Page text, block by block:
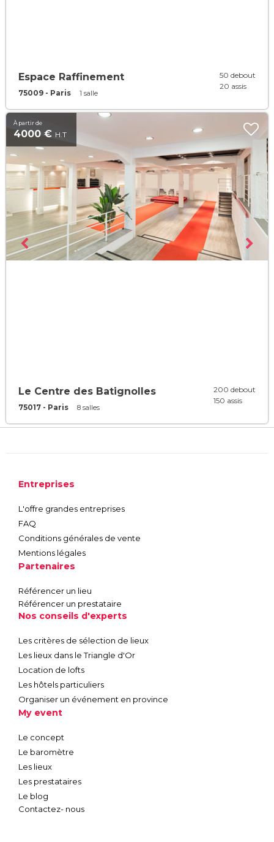
Espace Raffinement
75009 - Paris 1 salle
50 debout
20 assis
À partir de
4000 € H.T
Le Centre des Batignolles
75017 - Paris 8 salles
200 debout
150 assis
Entreprises
L'offre grandes entreprises
FAQ
Conditions générales de vente
Mentions légales
Partenaires
Référencer un lieu
Référencer un prestataire
Nos conseils d'experts
Les critères de sélection de lieux
Les lieux dans le Triangle d'Or
Location de lofts
Les hôtels particuliers
Organiser un événement en province
My event
Le concept
Le baromètre
Les lieux
Les prestataires
Le blog
Contactez- nous